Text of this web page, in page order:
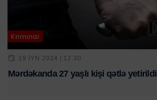
Kriminal
19 IYN 2024 | 12:30
Mərdəkanda 27 yaşlı kişi qətlə yetirildi